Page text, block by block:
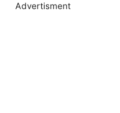
Advertisment